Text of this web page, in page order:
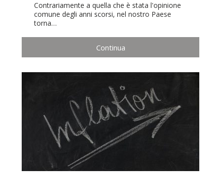
Contrariamente a quella che è stata l'opinione
comune degli anni scorsi, nel nostro Paese
torna…
Continua